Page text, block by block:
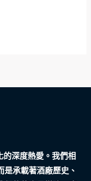
深度熱愛。我們相
承載著酒廠歷史、